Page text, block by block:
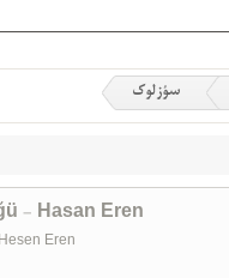
سؤزلوک
- Hasan Eren
Eren